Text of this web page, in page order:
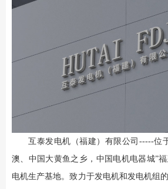
互泰发电机（福建）有限公司-----位
澳、中国大黄鱼之乡，中国电机电器城”
电机生产基地。致力于发电机和发电机组